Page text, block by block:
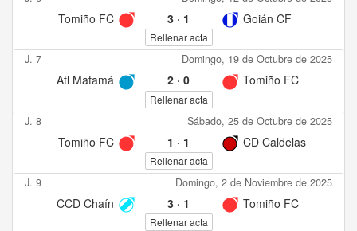
Tomiño FC 3· 1 Goián CF
Rellenar acta
J. 7 Domingo, 19 de Octubre de 2025
Atl Matamá 2· 0 Tomiño FC
Rellenar acta
J. 8 Sábado, 25 de Octubre de 2025
Tomiño FC 1 · 1 CD Caldelas
Rellenar acta
J. 9 Domingo, 2 de Noviembre de 2025
CCD Chaín 3· 1 Tomiño FC
Rellenar acta